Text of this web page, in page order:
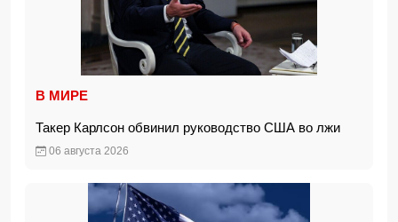
В МИРЕ
Такер Карлсон обвинил руководство США во лжи
06 августа 2026